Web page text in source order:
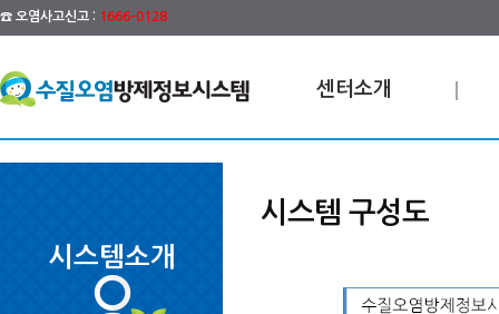
☎ 오염사고신고 : 1666-0128
센터소개
시스템소개
시스템 구성도